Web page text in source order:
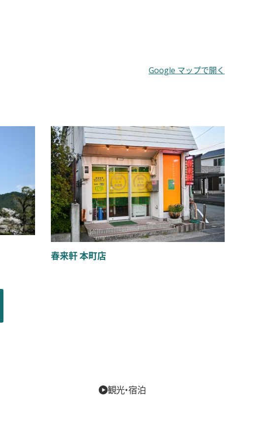
Google マップで開く
春来軒 本町店
観光・宿泊